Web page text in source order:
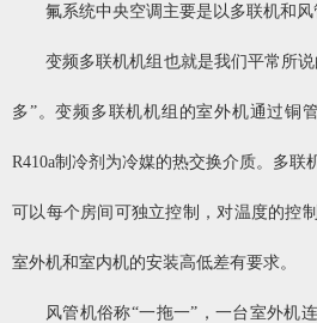
氟系统中央空调主要是以多联机和风
变频多联机机组也就是我们平常所
多”。变频多联机机组的室外机通过铜
R410a制冷剂为冷媒的热交换介质。多联
可以每个房间可独立控制，对温度的控
室外机和室内机的安装高低差有要求。
风管机俗称“一拖一”，一台室外机